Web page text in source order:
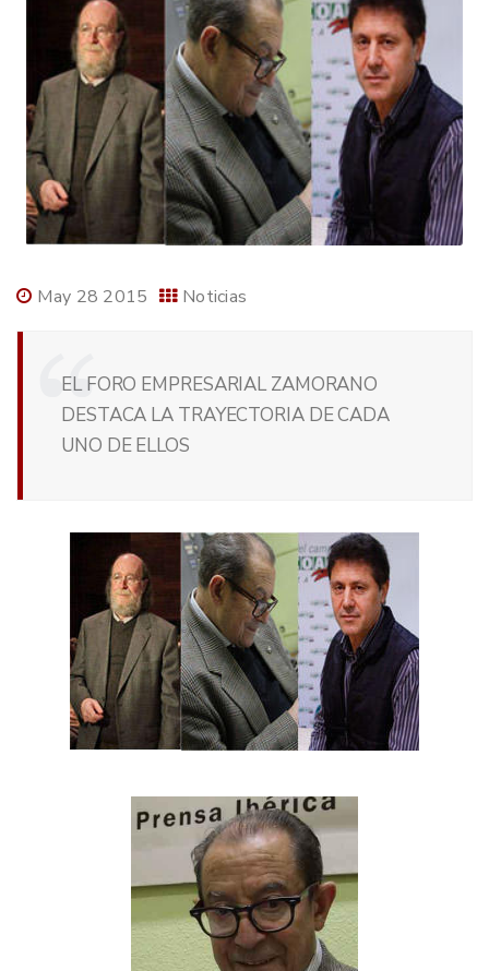
May 28 2015 Noticias
EL FORO EMPRESARIAL ZAMORANO
DESTACA LA TRAYECTORIA DE CADA
UNO DE ELLOS